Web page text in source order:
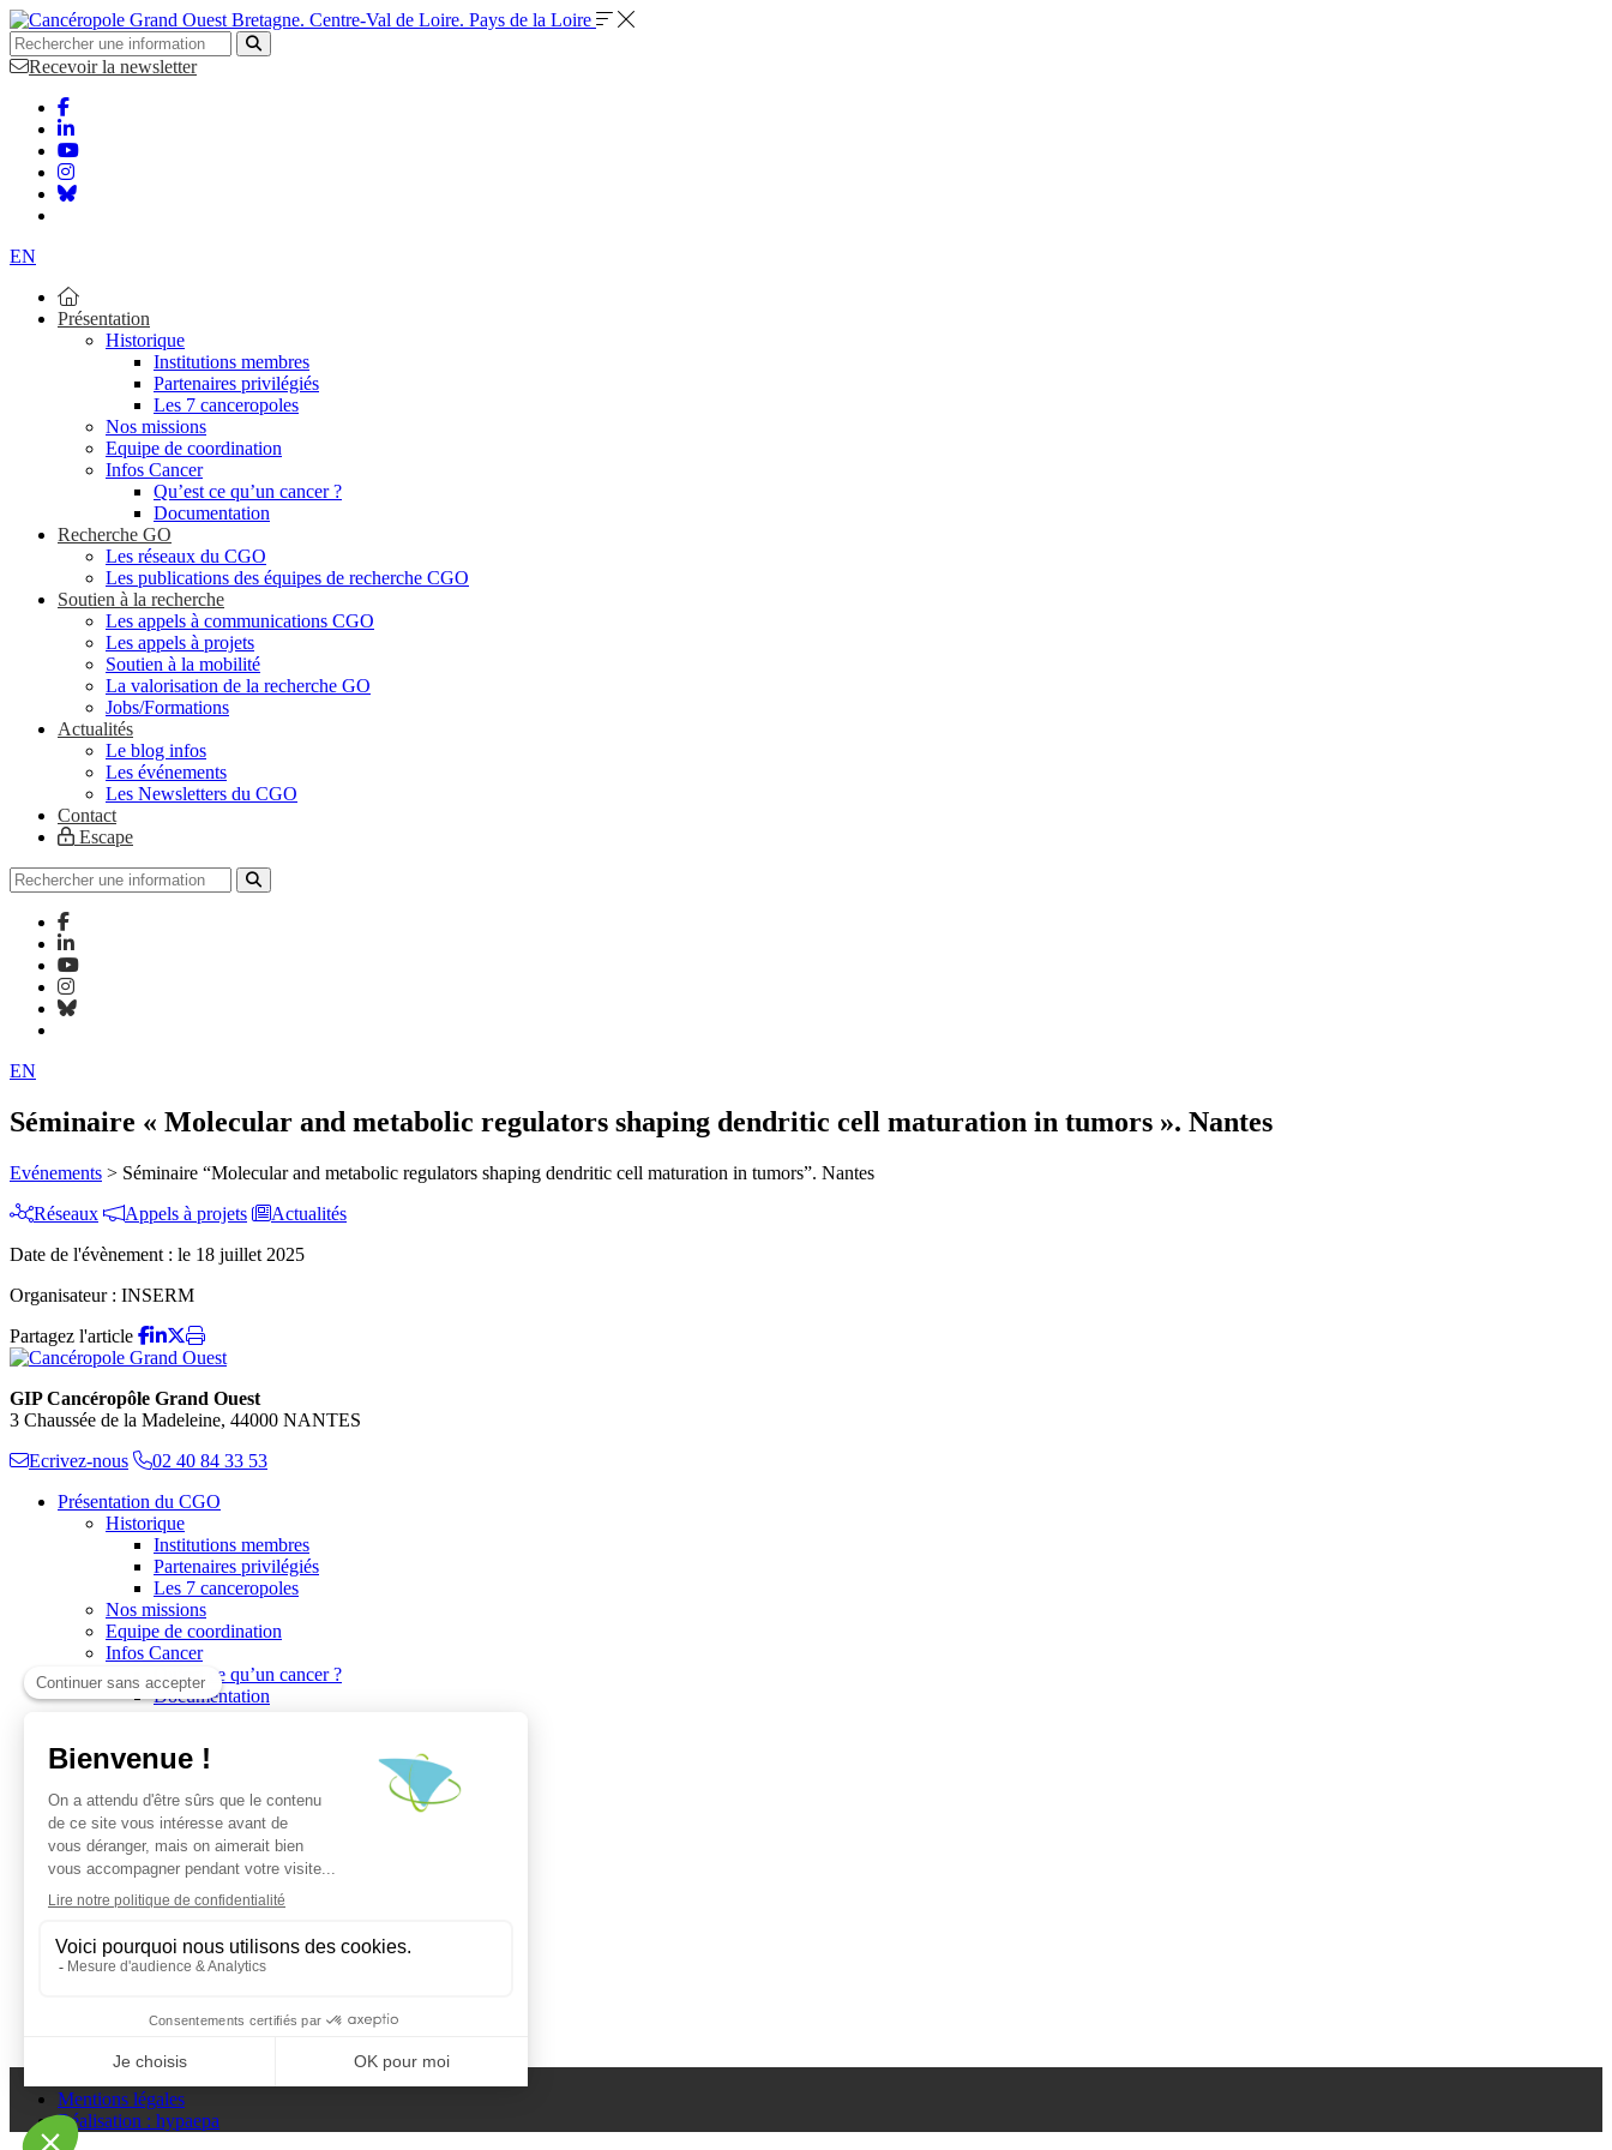
Bretagne. Centre-Val de Loire. Pays de la Loire
Recevoir la newsletter
EN
Présentation
Historique
Institutions membres
Partenaires privilégiés
Les 7 canceropoles
Nos missions
Equipe de coordination
Infos Cancer
Qu’est ce qu’un cancer ?
Documentation
Recherche GO
Les réseaux du CGO
Les publications des équipes de recherche CGO
Soutien à la recherche
Les appels à communications CGO
Les appels à projets
Soutien à la mobilité
La valorisation de la recherche GO
Jobs/Formations
Actualités
Le blog infos
Les événements
Les Newsletters du CGO
Contact
Escape
EN
Séminaire « Molecular and metabolic regulators shaping dendritic cell maturation in tumors ». Nantes
Evénements > Séminaire “Molecular and metabolic regulators shaping dendritic cell maturation in tumors”. Nantes
Réseaux
Appels à projets
Actualités
Date de l'évènement : le 18 juillet 2025
Organisateur : INSERM
Partagez l'article
GIP Cancéropôle Grand Ouest
3 Chaussée de la Madeleine, 44000 NANTES
Ecrivez-nous
02 40 84 33 53
Présentation du CGO
Historique
Institutions membres
Partenaires privilégiés
Les 7 canceropoles
Nos missions
Equipe de coordination
Infos Cancer
Qu’est ce qu’un cancer ?
Documentation
Les réseaux du CGO
Les Plates-Formes
Soutien à la recherche
Les appels à communications
Les appels à projets
Jobs/Formations
Actualités
Le blog infos
Les Newsletters du CGO
Mentions légales
Réalisation : hypaepa